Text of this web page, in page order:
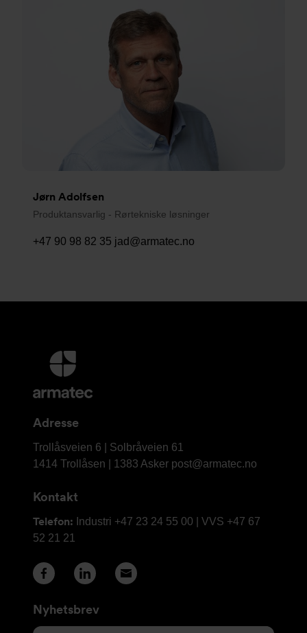
Jørn Adolfsen
Produktansvarlig - Rørtekniske løsninger
+47 90 98 82 35 jad@armatec.no
Mer
informasjon
og
Adresse
Armatec
AS
Trollåsveien 6 | Solbråveien 61
1414 Trollåsen | 1383 Asker post@armatec.no
Kontakt
Telefon: Industri +47 23 24 55 00 | VVS +47 67
52 21 21
Nyhetsbrev